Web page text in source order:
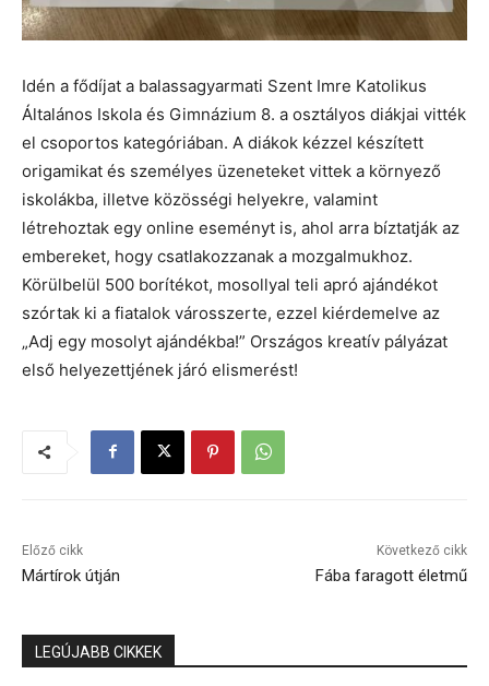
Idén a fődíjat a balassagyarmati Szent Imre Katolikus
Általános Iskola és Gimnázium 8. a osztályos diákjai vitték
el csoportos kategóriában. A diákok kézzel készített
origamikat és személyes üzeneteket vittek a környező
iskolákba, illetve közösségi helyekre, valamint
létrehoztak egy online eseményt is, ahol arra bíztatják az
embereket, hogy csatlakozzanak a mozgalmukhoz.
Körülbelül 500 borítékot, mosollyal teli apró ajándékot
szórtak ki a fiatalok városszerte, ezzel kiérdemelve az
„Adj egy mosolyt ajándékba!” Országos kreatív pályázat
első helyezettjének járó elismerést!
Előző cikk
Mártírok útján
Következő cikk
Fába faragott életmű
LEGÚJABB CIKKEK